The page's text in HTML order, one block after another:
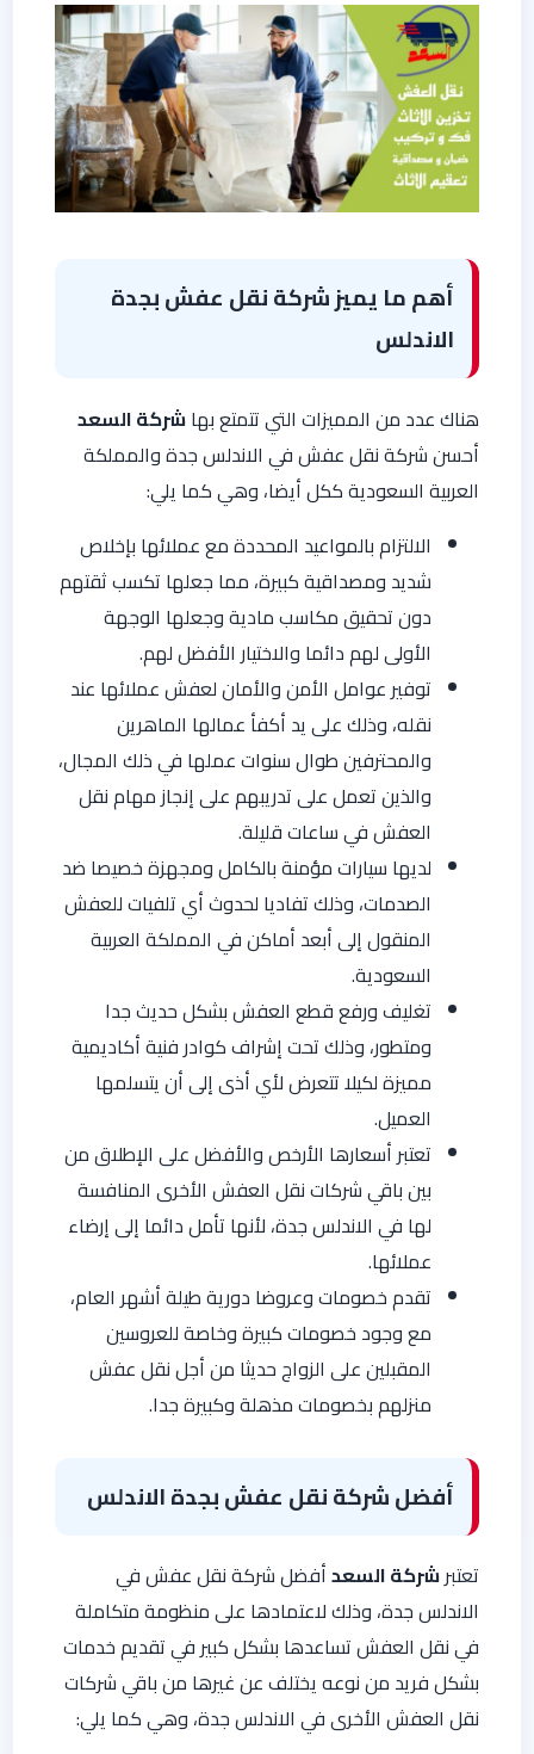
أهم ما يميز شركة نقل عفش بجدة
الاندلس
هناك عدد من المميزات التي تتمتع بهاشركة السعد
أحسن شركة نقل عفش في الاندلس جدة والمملكة
العربية السعودية ككل أيضا، وهي كما يلي:
الالتزام بالمواعيد المحددة مع عملائها بإخلاص
شديد ومصداقية كبيرة، مما جعلها تكسب ثقتهم
دون تحقيق مكاسب مادية وجعلها الوجهة
الأولى لهم دائما والاختيار الأفضل لهم.
توفير عوامل الأمن والأمان لعفش عملائها عند
نقله، وذلك على يد أكفأ عمالها الماهرين
والمحترفين طوال سنوات عملها في ذلك المجال،
والذين تعمل على تدريبهم على إنجاز مهام نقل
العفش في ساعات قليلة.
لديها سيارات مؤمنة بالكامل ومجهزة خصيصا ضد
الصدمات، وذلك تفاديا لحدوث أي تلفيات للعفش
المنقول إلى أبعد أماكن في المملكة العربية
السعودية.
تغليف ورفع قطع العفش بشكل حديث جدا
ومتطور، وذلك تحت إشراف كوادر فنية أكاديمية
مميزة لكيلا تتعرض لأي أذى إلى أن يتسلمها
العميل.
تعتبر أسعارها الأرخص والأفضل على الإطلاق من
بين باقي شركات نقل العفش الأخرى المنافسة
لها في الاندلس جدة، لأنها تأمل دائما إلى إرضاء
عملائها.
تقدم خصومات وعروضا دورية طيلة أشهر العام،
مع وجود خصومات كبيرة وخاصة للعروسين
المقبلين على الزواج حديثا من أجل نقل عفش
منزلهم بخصومات مذهلة وكبيرة جدا.
أفضل شركة نقل عفش بجدة الاندلس
تعتبرشركة السعدأفضل شركة نقل عفش في
الاندلس جدة، وذلك لاعتمادها على منظومة متكاملة
في نقل العفش تساعدها بشكل كبير في تقديم خدمات
بشكل فريد من نوعه يختلف عن غيرها من باقي شركات
نقل العفش الأخرى في الاندلس جدة، وهي كما يلي: